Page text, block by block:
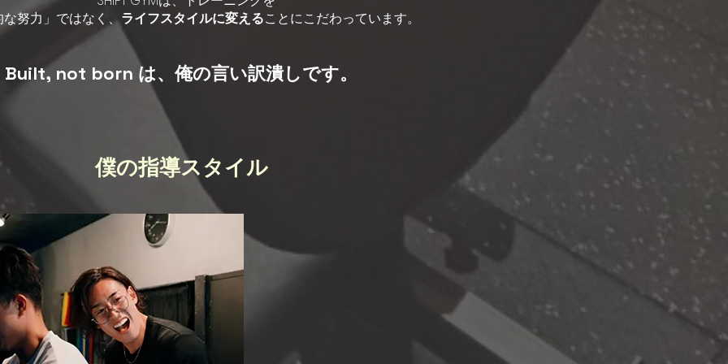
努力」ではなく、ライフスタイルに変えることにこだわっています。
Built, not born は、俺の言い訳潰しです。
僕の指導スタイル